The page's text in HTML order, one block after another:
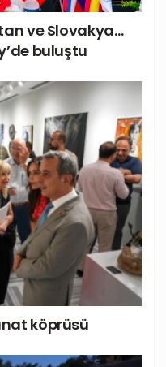
ve Slovakya…
buluştu
köprüsü